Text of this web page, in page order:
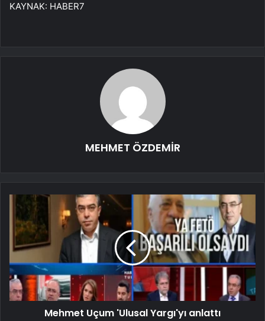
KAYNAK: HABER7
MEHMET ÖZDEMİR
Mehmet Uçum 'Ulusal Yargı'yı anlattı